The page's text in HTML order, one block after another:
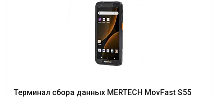
Терминал сбора данных MERTECH MovFast S55